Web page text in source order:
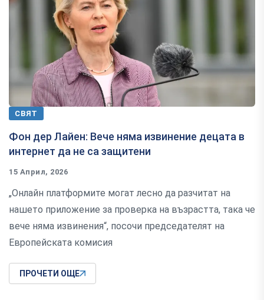
СВЯТ
Фон дер Лайен: Вече няма извинение децата в
интернет да не са защитени
15 Април, 2026
„Онлайн платформите могат лесно да разчитат на
нашето приложение за проверка на възрастта, така че
вече няма извинения“, посочи председателят на
Европейската комисия
ПРОЧЕТИ ОЩЕ